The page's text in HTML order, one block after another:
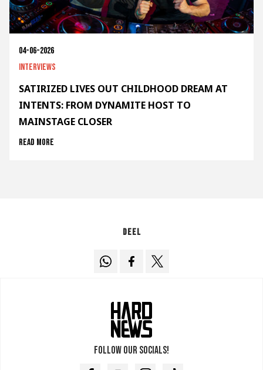
04-06-2026
Interviews
SATIRIZED LIVES OUT CHILDHOOD DREAM AT
INTENTS: FROM DYNAMITE HOST TO
MAINSTAGE CLOSER
Read more
Deel
Follow our socials!